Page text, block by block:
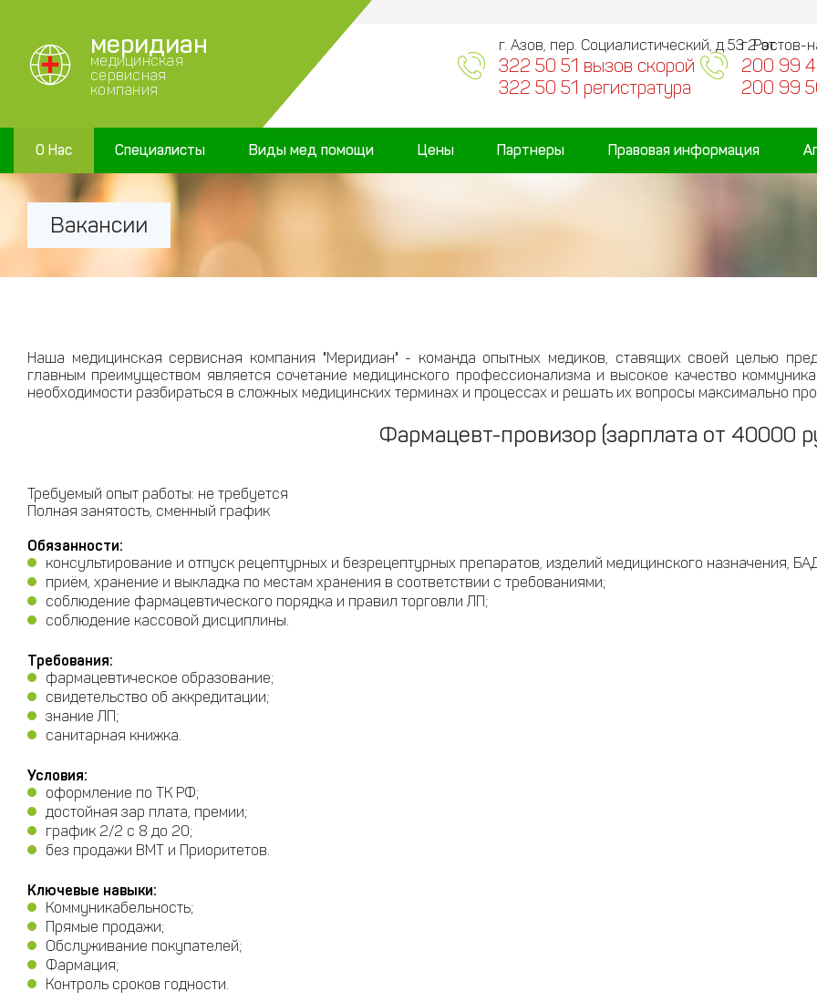
меридиан
медицинская
сервисная
компания
г. Азов, пер. Социалистический, д.53 2 эт.
322 50 51 вызов скорой
322 50 51 регистратура
г. Ростов-
200 99
200 99
О Нас Специалисты Виды мед помощи Цены Партнеры Правовая информация
Вакансии
Наша медицинская сервисная компания "Меридиан" - команда опытных медиков, ставящих своей целью
главным преимуществом является сочетание медицинского профессионализма и высокое качество
необходимости разбираться в сложных медицинских терминах и процессах и решать их вопросы максимально
Фармацевт-провизор (зарплата от 40000
Требуемый опыт работы: не требуется
Полная занятость, сменный график
Обязанности:
консультирование и отпуск рецептурных и безрецептурных препаратов, изделий медицинского назначения,
приём, хранение и выкладка по местам хранения в соответствии с требованиями;
соблюдение фармацевтического порядка и правил торговли ЛП;
соблюдение кассовой дисциплины.
Требования:
фармацевтическое образование;
свидетельство об аккредитации;
знание ЛП;
санитарная книжка.
Условия:
оформление по ТК РФ;
достойная зар плата, премии;
график 2/2 с 8 до 20;
без продажи ВМТ и Приоритетов.
Ключевые навыки:
Коммуникабельность;
Прямые продажи;
Обслуживание покупателей;
Фармация;
Контроль сроков годности.